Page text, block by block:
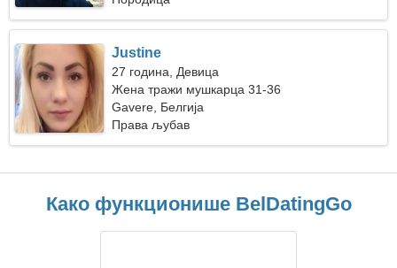
Justine
27 година, Девица
Жена тражи мушкарца 31-36
Gavere, Белгија
Права љубав
Како функционише BelDatingGo